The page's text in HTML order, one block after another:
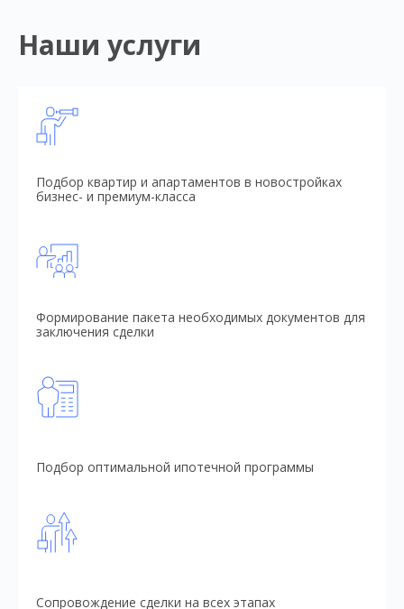
Наши услуги
Подбор квартир и апартаментов в новостройках
бизнес- и премиум-класса
Формирование пакета необходимых документов для
заключения сделки
Подбор оптимальной ипотечной программы
Сопровождение сделки на всех этапах